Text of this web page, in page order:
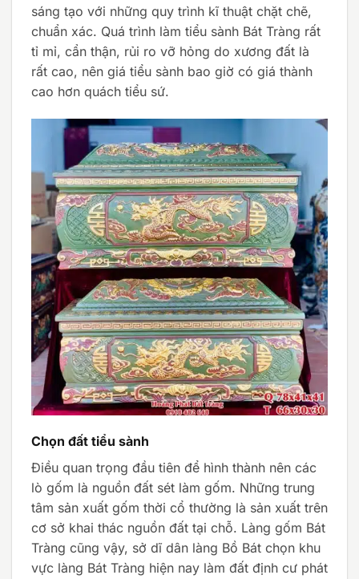
sáng tạo với những quy trình kĩ thuật chặt chẽ,
chuẩn xác. Quá trình làm tiểu sành Bát Tràng rất
tỉ mỉ, cẩn thận, rủi ro vỡ hỏng do xương đất là
rất cao, nên giá tiểu sành bao giờ có giá thành
cao hơn quách tiểu sứ.
Chọn đất tiểu sành
Điều quan trọng đầu tiên để hình thành nên các
lò gốm là nguồn đất sét làm gốm. Những trung
tâm sản xuất gốm thời cổ thường là sản xuất trên
cơ sở khai thác nguồn đất tại chỗ. Làng gốm Bát
Tràng cũng vậy, sở dĩ dân làng Bồ Bát chọn khu
vực làng Bát Tràng hiện nay làm đất định cư phát